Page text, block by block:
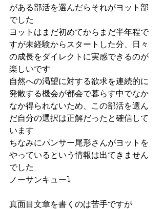
がある部活を選んだらそれがヨット部
でした
ヨットはまだ初めてからまだ半年程で
すが未経験からスタートした分、日々
の成長をダイレクトに実感できるのが
楽しいです
自然への渇望に対する欲求を連続的に
発散する機会が都会で暮らす中でなか
なか得られないため、この部活を選ん
だ自分の選択は正解だったと確信して
います
ちなみにパンサー尾形さんがヨットを
やっているという情報は出てきません
でした
ノーサンキュー⤵︎
真面目文章を書くのは苦手ですが